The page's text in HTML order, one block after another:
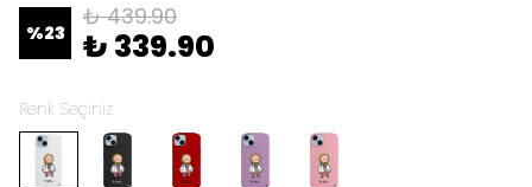
%23
₺ 439.90
₺ 339.90
Renk Seçiniz